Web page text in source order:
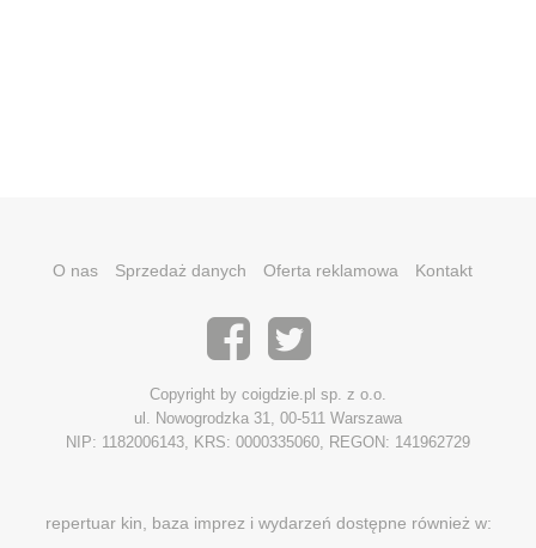
O nas Sprzedaż danych Oferta reklamowa Kontakt
Copyright by coigdzie.pl sp. z o.o.
ul. Nowogrodzka 31, 00-511 Warszawa
NIP: 1182006143, KRS: 0000335060, REGON: 141962729
repertuar kin, baza imprez i wydarzeń dostępne również w: